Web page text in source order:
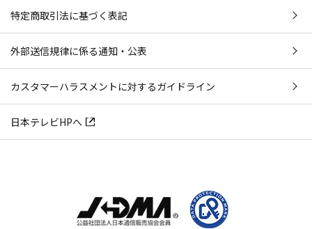
特定商取引法に基づく表記
外部送信規律に係る通知・公表
カスタマーハラスメントに対するガイドライン
日本テレビHPへ